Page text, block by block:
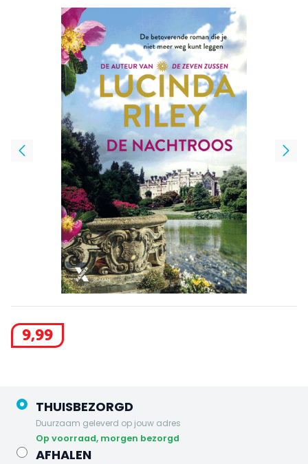
9,99
THUISBEZORGD
Duurzaam geleverd op jouw adres
op voorraad, morgen bezorgd
AFHALEN